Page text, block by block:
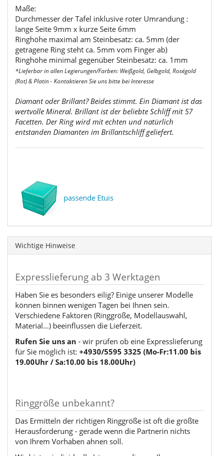
Maße:
Durchmesser der Tafel inklusive roter Umrandung :
lange Seite 9mm x kurze Seite 6mm
Ringhöhe maximal am Steinbesatz: ca. 5mm (der
getragene Ring steht ca. 5mm vom Finger ab)
Ringhöhe minimal gegenüber Steinbesatz: ca. 1mm
*Lieferbar in allen Legierungen/Farben: Weißgold, Gelbgold, Roségold
(Rot) & Platin - Kontaktieren Sie uns bitte bei Interesse
Diamant oder Brillant? Beides stimmt. Ein Diamant ist das
wertvolle Mineral. Brillant ist der beliebte Schliff mit 57
Facetten. Der Ring wird mit echten und natürlich
entstanden Diamanten im Brillantschliff geliefert.
passende Etuis
Wichtige Hinweise
Expresslieferung ab 3 Werktagen
Haben Sie es besonders eilig? Einige unserer Modelle
können binnen wenigen Tagen bei Ihnen sein.
Verschiedene Faktoren (Ringgröße, Modellauswahl,
Material...) beeinflussen die Lieferzeit.
Rufen Sie uns an - wir prüfen ob eine Expresslieferung
für Sie möglich ist: +4930/5595 3325 (Mo-Fr:11.00 bis
19.00Uhr / Sa:10.00 bis 18.00Uhr)
Ringgröße unbekannt?
Das Ermitteln der richtigen Ringgröße ist oft die größte
Herausforderung - gerade wenn die Partnerin nichts
von Ihrem Vorhaben ahnen soll.